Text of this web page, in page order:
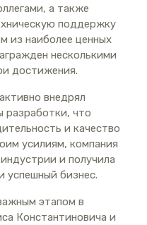
а также
поддержку
из наиболее ценных
несколькими
достижения.
внедрял
разработки, что
и качество
усилиям, компания
и получила
успешный бизнес.
этапом в
Константиновича и